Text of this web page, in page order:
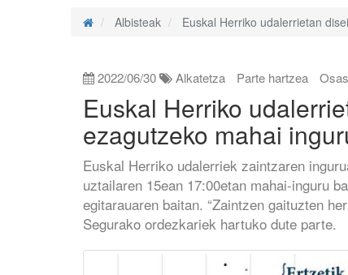
Albisteak Euskal Herriko udalerrietan
2022/06/30 Alkatetza Parte hartzea
Euskal Herriko
ezagutzeko mahai
Euskal Herriko udalerriek zaintzaren
uztailaren 15ean 17:00etan mahai-inguru
egitarauaren baitan. “Zaintzen gaituzten
Segurako ordezkariek hartuko dute parte.